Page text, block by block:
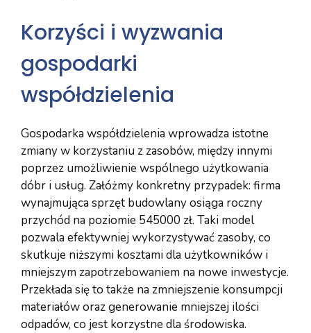
Korzyści i wyzwania
gospodarki
współdzielenia
Gospodarka współdzielenia wprowadza istotne
zmiany w korzystaniu z zasobów, między innymi
poprzez umożliwienie wspólnego użytkowania
dóbr i usług. Załóżmy konkretny przypadek: firma
wynajmująca sprzęt budowlany osiąga roczny
przychód na poziomie 545000 zł. Taki model
pozwala efektywniej wykorzystywać zasoby, co
skutkuje niższymi kosztami dla użytkowników i
mniejszym zapotrzebowaniem na nowe inwestycje.
Przekłada się to także na zmniejszenie konsumpcji
materiałów oraz generowanie mniejszej ilości
odpadów, co jest korzystne dla środowiska.